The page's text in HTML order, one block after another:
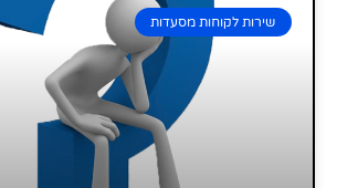
שירות לקוחות מסעדות